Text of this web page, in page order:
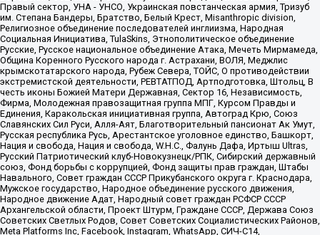
Правый сектор, УНА - УНСО, Украинская повстанческая армия, Тризуб
им. Степана Бандеры, Братство, Белый Крест, Misanthropic division,
Религиозное объединение последователей инглиизма, Народная
Социальная Инициатива, TulaSkins, Этнополитическое объединение
Русские, Русское национальное объединение Атака, Мечеть Мирмамеда,
Община Коренного Русского народа г. Астрахани, ВОЛЯ, Меджлис
крымскотатарского народа, Рубеж Севера, ТОЙС, О противодействии
экстремистской деятельности, РЕВТАТПОД, Артподготовка, Штольц, В
честь иконы Божией Матери Державная, Сектор 16, Независимость,
Фирма, Молодежная правозащитная группа МПГ, Курсом Правды и
Единения, Каракольская инициативная группа, Автоград Крю, Союз
Славянских Сил Руси, Алля-Аят, Благотворительный пансионат Ак Умут,
Русская республика Русь, Арестантское уголовное единство, Башкорт,
Нация и свобода, Нация и свобода, W.H.С., Фалунь Дафа, Иртыш Ultras,
Русский Патриотический клуб-Новокузнецк/РПК, Сибирский державный
союз, Фонд борьбы с коррупцией, Фонд защиты прав граждан, Штабы
Навального, Совет граждан СССР Прикубанского округа г. Краснодара,
Мужское государство, Народное объединение русского движения,
Народное движение Адат, Народный совет граждан РСФСР СССР
Архангельской области, Проект Штурм, Граждане СССР, Держава Союз
Советских Светлых Родов, Совет Советских Социалистических Районов,
Meta Platforms Inc, Facebook, Instagram, WhatsApp, СИЧ-С14,